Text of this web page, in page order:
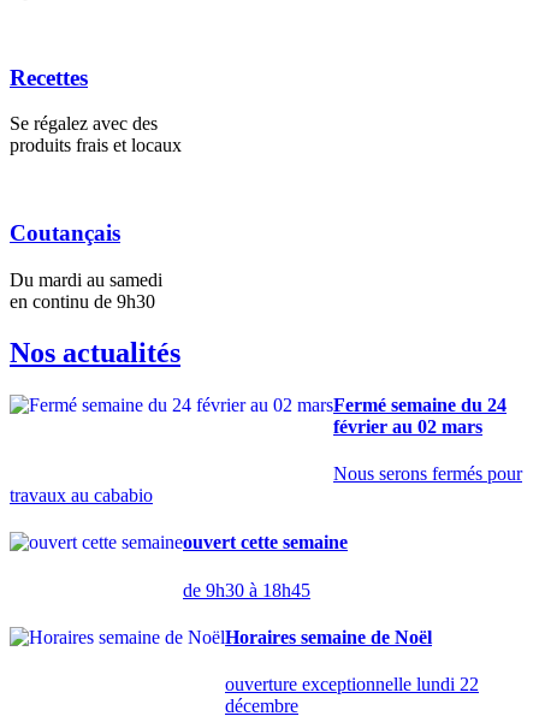
Recettes
Se régalez avec des
produits frais et locaux
Coutançais
Du mardi au samedi
en continu de 9h30
Nos actualités
Fermé semaine du 24
février au 02 mars
Nous serons fermés pour
travaux au cababio
ouvert cette semaine
de 9h30 à 18h45
Horaires semaine de Noël
ouverture exceptionnelle lundi 22
décembre